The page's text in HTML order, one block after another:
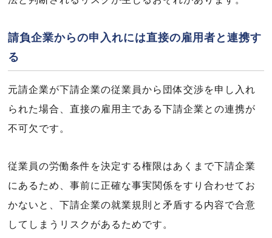
請負企業からの申入れには直接の雇用者と連携す
る
元請企業が下請企業の従業員から団体交渉を申し入れ
られた場合、直接の雇用主である下請企業との連携が
不可欠です。
従業員の労働条件を決定する権限はあくまで下請企業
にあるため、事前に正確な事実関係をすり合わせてお
かないと、下請企業の就業規則と矛盾する内容で合意
してしまうリスクがあるためです。